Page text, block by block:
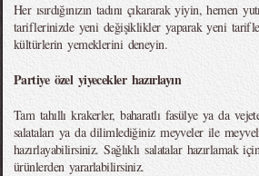
Her ısırdığınızın tadını çıkararak yiyin, hemen
tariflerinizde yeni değişiklikler yaparak yeni
kültürlerin yemeklerini deneyin.
Partiye özel yiyecekler hazırlayın
Tam tahıllı krakerler, baharatlı fasülye ya da
salataları ya da dilimlediğiniz meyveler ile
hazırlayabilirsiniz. Sağlıklı salatalar hazırlamak
ürünlerden yararlabilirsiniz.